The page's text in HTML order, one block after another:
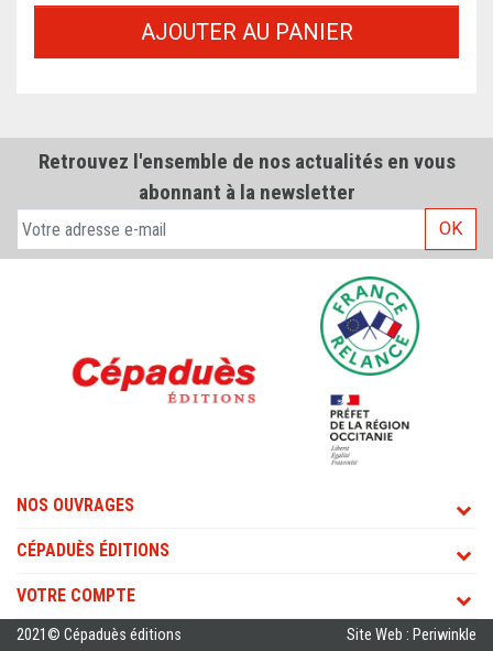
AJOUTER AU PANIER
Retrouvez l'ensemble de nos actualités en vous
abonnant à la newsletter
OK
NOS OUVRAGES
CÉPADUÈS ÉDITIONS
VOTRE COMPTE
2021© Cépaduès éditions Site Web : Periwinkle